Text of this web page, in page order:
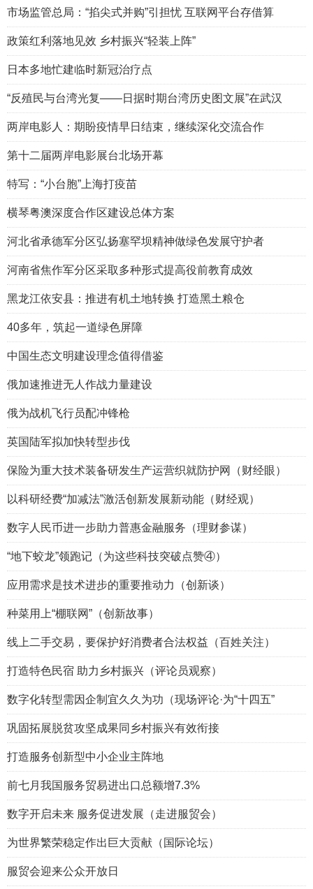
市场监管总局：“掐尖式并购”引担忧 互联网平台存借算
政策红利落地见效 乡村振兴“轻装上阵”
日本多地忙建临时新冠治疗点
“反殖民与台湾光复——日据时期台湾历史图文展”在武汉
两岸电影人：期盼疫情早日结束，继续深化交流合作
第十二届两岸电影展台北场开幕
特写：“小台胞”上海打疫苗
横琴粤澳深度合作区建设总体方案
河北省承德军分区弘扬塞罕坝精神做绿色发展守护者
河南省焦作军分区采取多种形式提高役前教育成效
黑龙江依安县：推进有机土地转换 打造黑土粮仓
40多年，筑起一道绿色屏障
中国生态文明建设理念值得借鉴
俄加速推进无人作战力量建设
俄为战机飞行员配冲锋枪
英国陆军拟加快转型步伐
保险为重大技术装备研发生产运营织就防护网（财经眼）
以科研经费“加减法”激活创新发展新动能（财经观）
数字人民币进一步助力普惠金融服务（理财参谋）
“地下蛟龙”领跑记（为这些科技突破点赞④）
应用需求是技术进步的重要推动力（创新谈）
种菜用上“棚联网”（创新故事）
线上二手交易，要保护好消费者合法权益（百姓关注）
打造特色民宿 助力乡村振兴（评论员观察）
数字化转型需因企制宜久久为功（现场评论·为“十四五”
巩固拓展脱贫攻坚成果同乡村振兴有效衔接
打造服务创新型中小企业主阵地
前七月我国服务贸易进出口总额增7.3%
数字开启未来 服务促进发展（走进服贸会）
为世界繁荣稳定作出巨大贡献（国际论坛）
服贸会迎来公众开放日